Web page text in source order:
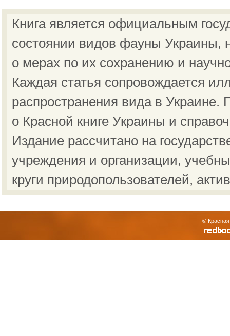
Книга является официальным
состоянии видов фауны Украины,
о мерах по их сохранению и
Каждая статья сопровождается
распространения вида в
о Красной книге Украины и
Издание рассчитано на
учреждения и организации,
круги природопользователей,
©